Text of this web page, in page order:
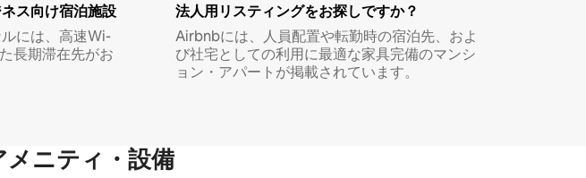
ス⁠向⁠け宿⁠泊⁠施⁠設
には、高速Wi-
長期滞在先がお
法人用リスティングをお探しですか？
Airbnbには、人員配置や転勤時の宿泊先、およ
び社宅としての利用に最適な家具完備のマンシ
ョン・アパートが掲載されています。
ニティ・設備